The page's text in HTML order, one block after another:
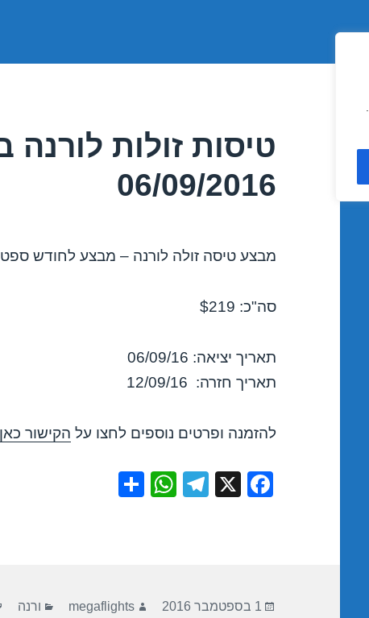
טיסות זולות
06/09/2016
מבצע טיסה זולה לורנה – מבצע לחודש ספטמבר
סה"כ: $219
תאריך יציאה: 06/09/16
תאריך חזרה: 12/09/16
להזמנה ופרטים נוספים לחצו על הקישור
F
X
T
W
פורסם1 בספטמבר 2016 מחבר
megaflights
ורנה